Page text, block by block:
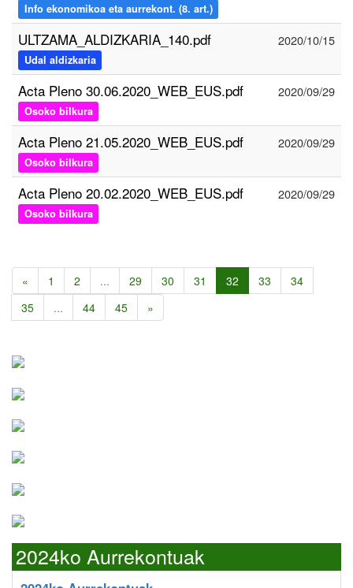
Info ekonomikoa eta aurrekont. (8. art.)
ULTZAMA_ALDIZKARIA_140.pdf
Udal aldizkaria
2020/10/15
Acta Pleno 30.06.2020_WEB_EUS.pdf
Osoko bilkura
2020/09/29
Acta Pleno 21.05.2020_WEB_EUS.pdf
Osoko bilkura
2020/09/29
Acta Pleno 20.02.2020_WEB_EUS.pdf
Osoko bilkura
2020/09/29
« 1 2 ... 29 30 31 32 33
34
35
... 44 45 »
2024ko Aurrekontuak